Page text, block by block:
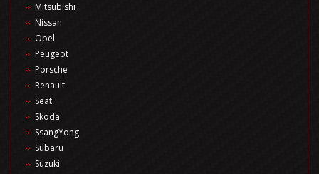
Mitsubishi
Nissan
Opel
Peugeot
Porsche
Renault
Seat
Skoda
SsangYong
Subaru
Suzuki